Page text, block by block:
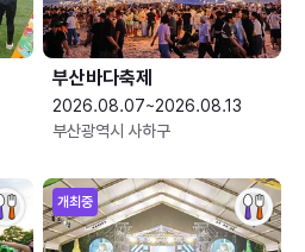
부산바다축제
2026.08.07~2026.08.13
부산광역시 사하구
개최중